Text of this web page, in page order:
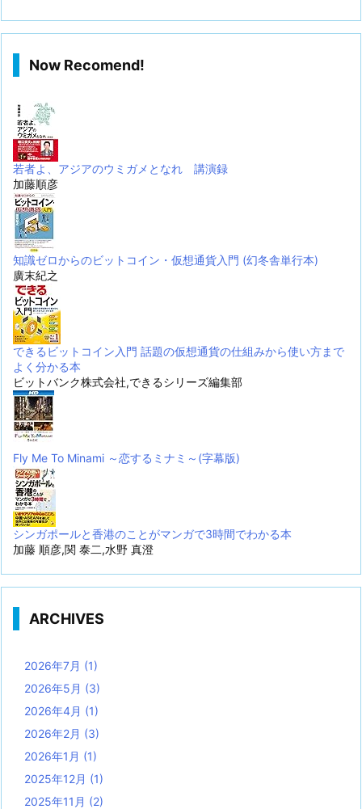
Now Recomend!
若者よ、アジアのウミガメとなれ 講演録
加藤順彦
知識ゼロからのビットコイン・仮想通貨入門 (幻冬舎単行本)
廣末紀之
できるビットコイン入門 話題の仮想通貨の仕組みから使い方まで
よく分かる本
ビットバンク株式会社,できるシリーズ編集部
Fly Me To Minami ～恋するミナミ～(字幕版)
シンガポールと香港のことがマンガで3時間でわかる本
加藤 順彦,関 泰二,水野 真澄
ARCHIVES
2026年7月 (1)
2026年5月 (3)
2026年4月 (1)
2026年2月 (3)
2026年1月 (1)
2025年12月 (1)
2025年11月 (2)